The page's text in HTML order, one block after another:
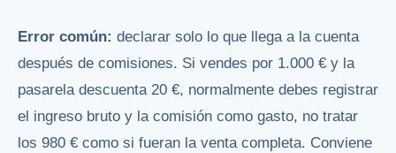
Error común: declarar solo lo que llega a la cuenta
después de comisiones. Si vendes por 1.000 € y la
pasarela descuenta 20 €, normalmente debes registrar
el ingreso bruto y la comisión como gasto, no tratar
los 980 € como si fueran la venta completa. Conviene